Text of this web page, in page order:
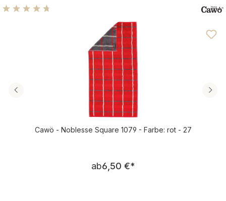
Durchschnittliche Bewertung von 4.67 von 5 Sternen
Cawö - Noblesse Square 1079 - Farbe: rot - 27
Regulärer Preis:
ab6,50 €*